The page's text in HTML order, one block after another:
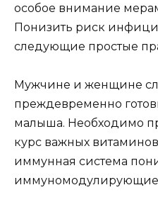
особое внимание
Понизить риск
следующие простые
Мужчине и женщине
преждевременно
малыша. Необходимо
курс важных
иммунная система